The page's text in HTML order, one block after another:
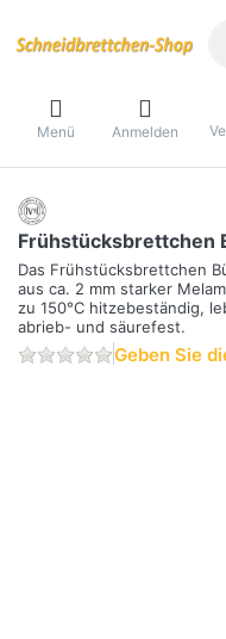
Menü Anmelden
Frühstücksbrettchen
Das Frühstücksbrettchen
aus ca. 2 mm starker
zu 150°C hitzebeständig,
abrieb- und säurefest.
Geben Sie